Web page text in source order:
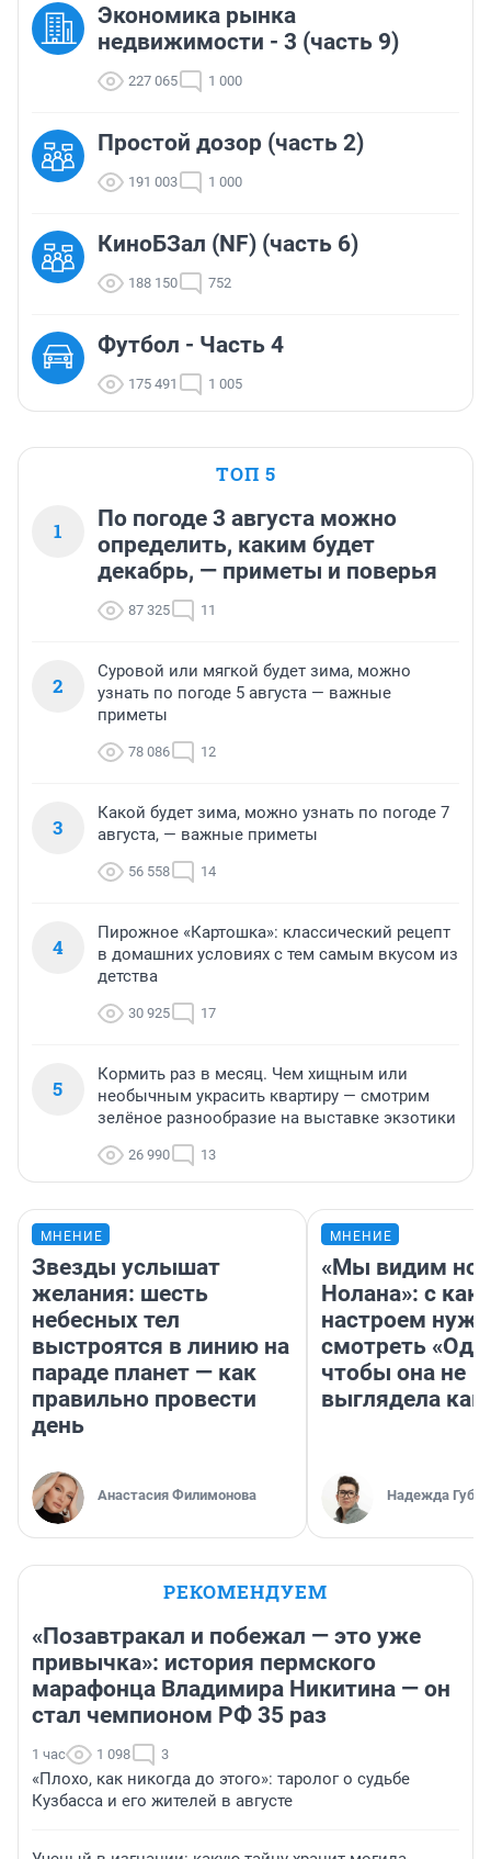
Экономика рынка
недвижимости - 3 (часть 9)
227 065 1 000
Простой дозор (часть 2)
191 003 1 000
КиноБЗал (NF) (часть 6)
188 150 752
Футбол - Часть 4
175 491 1 005
ТОП 5
1
По погоде 3 августа можно
определить, каким будет
декабрь, — приметы и поверья
87 325 11
2
Суровой или мягкой будет зима, можно
узнать по погоде 5 августа — важные
приметы
78 086 12
3
Какой будет зима, можно узнать по погоде 7
августа, — важные приметы
56 558 14
4
Пирожное «Картошка»: классический рецепт
в домашних условиях с тем самым вкусом из
детства
30 925 17
5
Кормить раз в месяц. Чем хищным или
необычным украсить квартиру — смотрим
зелёное разнообразие на выставке экзотики
26 990 13
МНЕНИЕ
Звезды услышат
желания: шесть
небесных тел
выстроятся в линию на
параде планет — как
правильно провести
день
Анастасия Филимонова
МНЕНИЕ
«Мы видим
Нолана»: с
настроем
смотреть
чтобы она не
выглядела как
Надежда
РЕКОМЕНДУЕМ
«Позавтракал и побежал — это уже
привычка»: история пермского
марафонца Владимира Никитина — он
стал чемпионом РФ 35 раз
1 час 1 098 3
«Плохо, как никогда до этого»: таролог о судьбе
Кузбасса и его жителей в августе